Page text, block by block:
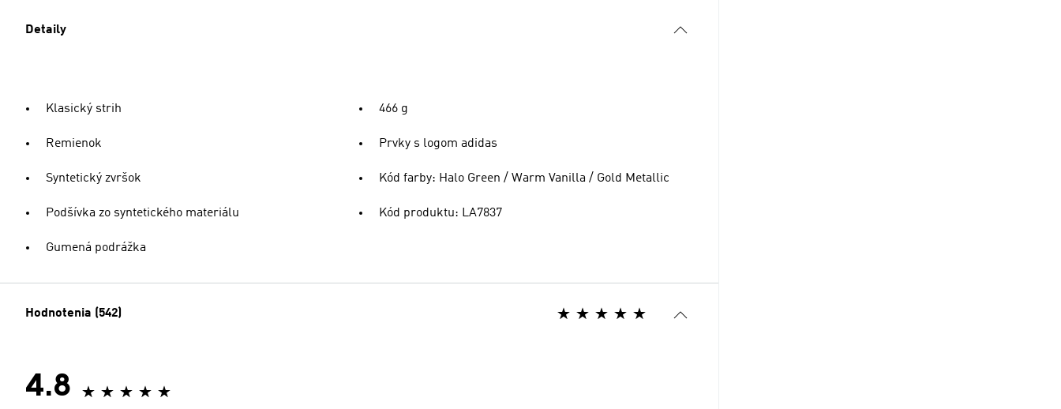
Detaily
Klasický strih
Remienok
Syntetický zvršok
Podšívka zo syntetického materiálu
Gumená podrážka
466 g
Prvky s logom adidas
Kód farby: Halo Green / Warm Vanilla / Gold Metallic
Kód produktu: LA7837
Hodnotenia (542)
4.8